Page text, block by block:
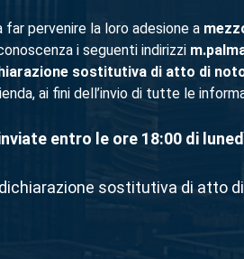
pervenire la loro adesione a
i seguenti indirizzi
sostitutiva di atto di
ai fini dell’invio di tutte le
entro le ore 18:00 di
sostitutiva di atto